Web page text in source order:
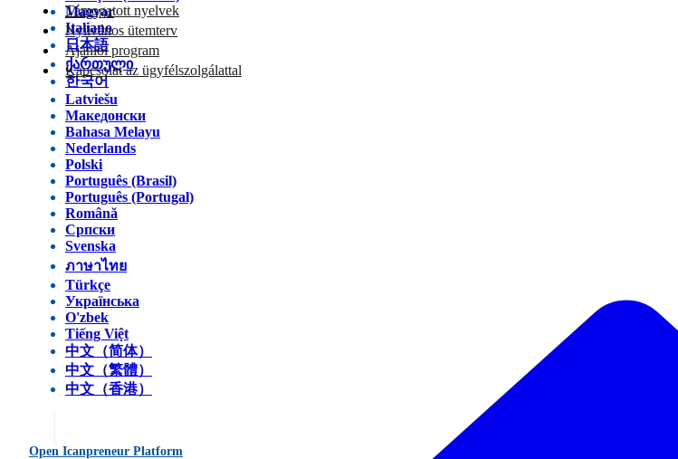
Magyar
Italiano
日本語
ქართული
한국어
Latviešu
Македонски
Bahasa Melayu
Nederlands
Polski
Português (Brasil)
Português (Portugal)
Română
Српски
Svenska
ภาษาไทย
Türkçe
Українська
O'zbek
Tiếng Việt
中文（简体）
中文（繁體）
中文（香港）
Open Icanpreneur Platform
Támogatott nyelvek
Nyilvános ütemterv
Ajánlói program
Kapcsolat az ügyfélszolgálattal